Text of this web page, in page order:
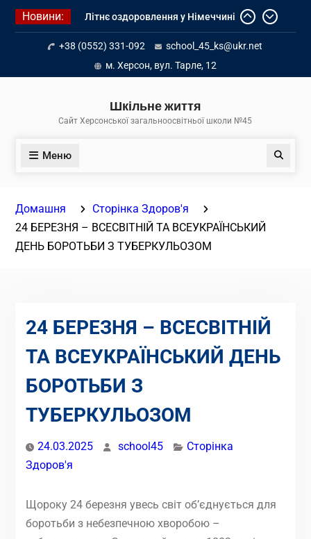
Перейти
Новини:
Літнє оздоровлення у Німеччині
Діалог з бізнесом
Інформація про вступ молоді з
тимчасово окупованих територій
до українських закладів освіти
+38 (0552) 331-092
school_45_ks@ukr.net
м. Херсон, вул. Тарле, 12
Шкільне життя
Сайт Херсонської загальноосвітньої школи №45
Меню Пошук
Домашня
Сторінка Здоров'я
24 БЕРЕЗНЯ – ВСЕСВІТНІЙ ТА ВСЕУКРАЇНСЬКИЙ
ДЕНЬ БОРОТЬБИ З ТУБЕРКУЛЬОЗОМ
24 БЕРЕЗНЯ – ВСЕСВІТНІЙ
ТА ВСЕУКРАЇНСЬКИЙ ДЕНЬ
БОРОТЬБИ З
ТУБЕРКУЛЬОЗОМ
24.03.2025 school45
Сторінка
Здоров'я
Щороку 24 березня увесь світ об’єднується для
боротьби з небезпечною хворобою –